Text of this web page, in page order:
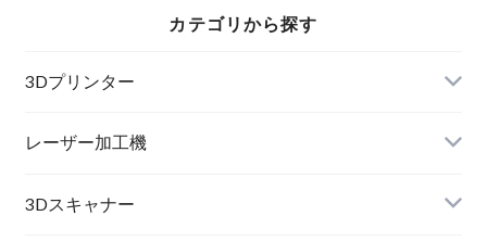
カテゴリから探す
3Dプリンター
レーザー加工機
3Dスキャナー